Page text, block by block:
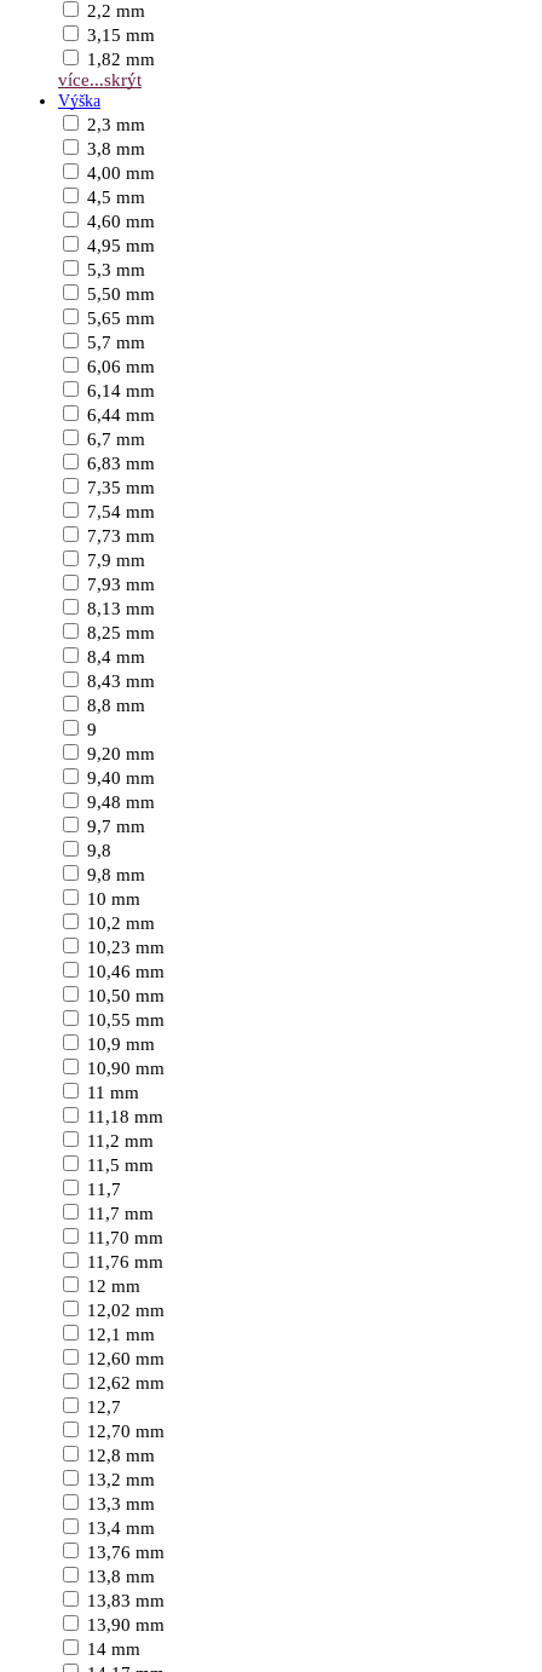
2,2 mm
3,15 mm
1,82 mm
více...skrýt
Výška
2,3 mm
3,8 mm
4,00 mm
4,5 mm
4,60 mm
4,95 mm
5,3 mm
5,50 mm
5,65 mm
5,7 mm
6,06 mm
6,14 mm
6,44 mm
6,7 mm
6,83 mm
7,35 mm
7,54 mm
7,73 mm
7,9 mm
7,93 mm
8,13 mm
8,25 mm
8,4 mm
8,43 mm
8,8 mm
9
9,20 mm
9,40 mm
9,48 mm
9,7 mm
9,8
9,8 mm
10 mm
10,2 mm
10,23 mm
10,46 mm
10,50 mm
10,55 mm
10,9 mm
10,90 mm
11 mm
11,18 mm
11,2 mm
11,5 mm
11,7
11,7 mm
11,70 mm
11,76 mm
12 mm
12,02 mm
12,1 mm
12,60 mm
12,62 mm
12,7
12,70 mm
12,8 mm
13,2 mm
13,3 mm
13,4 mm
13,76 mm
13,8 mm
13,83 mm
13,90 mm
14 mm